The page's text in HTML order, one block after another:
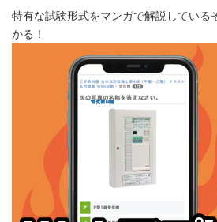
特有な試験形式をマンガで解説している
かる！